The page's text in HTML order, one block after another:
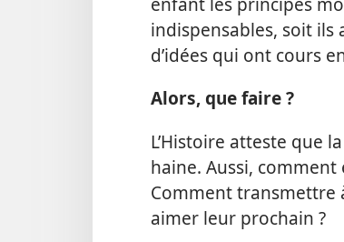
indispensables, soit
d’idées qui ont cours
Alors, que faire ?
L’Histoire atteste que
haine. Aussi,
Comment transmettre
aimer leur prochain ?